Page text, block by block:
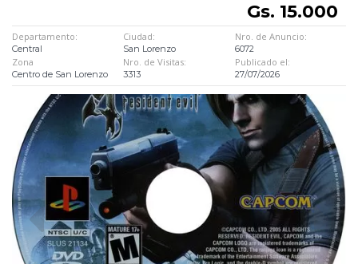
Gs. 15.000
Departamento:
Central
Ciudad:
San Lorenzo
Nro. de Anuncio:
6072
Zona
Centro de San Lorenzo
Nro. de Visitas:
3313
Publicado el:
27/07/2026